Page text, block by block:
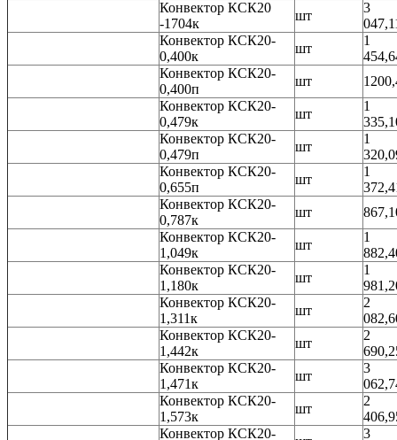
Конвектор КСК20
-1704к
шт
3
Конвектор КСК20-
0,400к
шт
1
Конвектор КСК20-
0,400п
шт
Конвектор КСК20-
0,479к
шт
1
Конвектор КСК20-
0,479п
шт
1
Конвектор КСК20-
0,655п
шт
1
Конвектор КСК20-
0,787к
шт
Конвектор КСК20-
1,049к
шт
1
Конвектор КСК20-
1,180к
шт
1
Конвектор КСК20-
1,311к
шт
2
Конвектор КСК20-
1,442к
шт
2
Конвектор КСК20-
1,471к
шт
3
Конвектор КСК20-
1,573к
шт
2
Конвектор КСК20-
3